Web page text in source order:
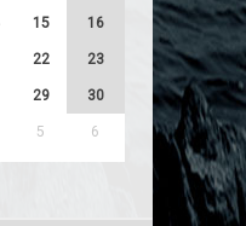
15 16
22 23
29 30
5 6